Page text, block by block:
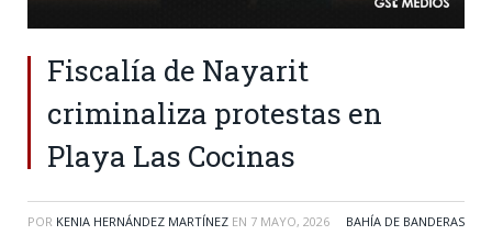
Fiscalía de Nayarit
criminaliza protestas en
Playa Las Cocinas
POR KENIA HERNÁNDEZ MARTÍNEZ EN 7 MAYO, 2026 BAHÍA DE BANDERAS